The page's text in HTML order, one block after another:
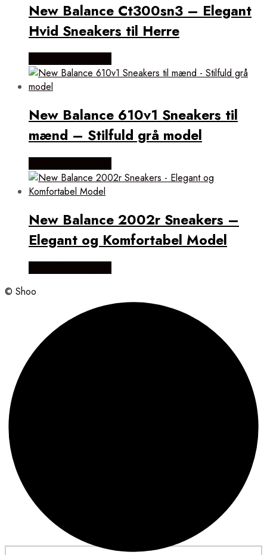
New Balance Ct300sn3 – Elegant
Hvid Sneakers til Herre
New Balance 610v1 Sneakers til
mænd – Stilfuld grå model
New Balance 2002r Sneakers –
Elegant og Komfortabel Model
© Shoo